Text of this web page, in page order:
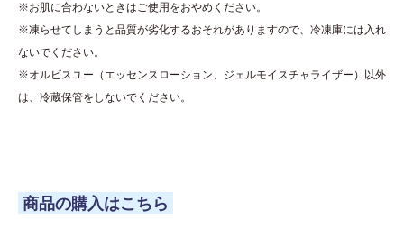
※お肌に合わないときはご使用をおやめください。
※凍らせてしまうと品質が劣化するおそれがありますので、冷凍庫には入れ
ないでください。
※オルビスユー（エッセンスローション、ジェルモイスチャライザー）以外
は、冷蔵保管をしないでください。
商品の購入はこちら